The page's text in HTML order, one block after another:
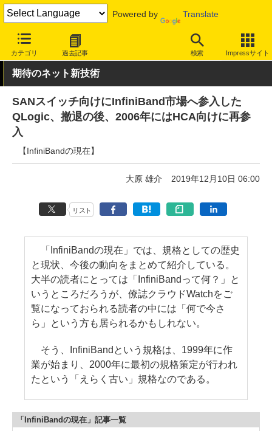
Powered by Translate
カテゴリ 過去記事 検索 Impressサイト
INTERNET Watch トピック 技術/規格
期待のネット新技術
SANスイッチ向けにInfiniBand市場へ参入した
QLogic、撤退の後、2006年にはHCA向けに再参
入
【InfiniBandの現在】
大原 雄介 2019年12月10日 06:00
リスト
「InfiniBandの現在」では、規格としての歴史
と現状、今後の動向をまとめて紹介している。
大半の読者にとっては「InfiniBandって何？」と
いうところだろうが、僚誌クラウドWatchをご
覧になっておられる読者の中には「何で今さ
ら」という方も居られるかもしれない。
そう、InfiniBandという規格は、1999年に作
業が始まり、2000年に最初の規格策定が行われ
たという「えらく古い」規格なのである。
「InfiniBandの現在」記事一覧